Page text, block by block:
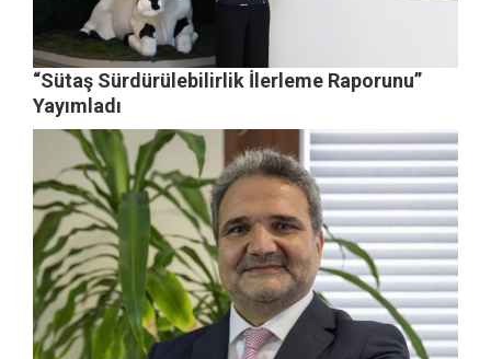
“Sütaş Sürdürülebilirlik İlerleme Raporunu”
Yayımladı